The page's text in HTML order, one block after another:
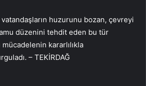
huzurunu bozan, çevreyi
düzenini tehdit eden bu tür
kararlılıkla
– TEKİRDAĞ